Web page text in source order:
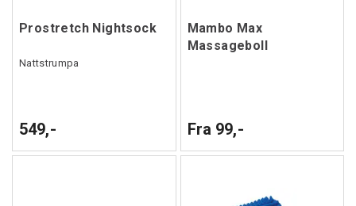
Prostretch Nightsock
Nattstrumpa
549,-
Mambo Max
Massageboll
Fra 99,-